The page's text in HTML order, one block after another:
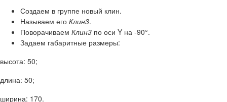
Создаем в группе новый клин.
Называем его Клин3.
Поворачиваем Клин3 по оси Y на -90°.
Задаем габаритные размеры:
высота: 50;
длина: 50;
ширина: 170.